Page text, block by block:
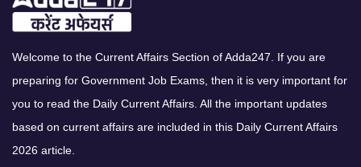
Welcome to the Current Affairs Section of Adda247. If you are
preparing for Government Job Exams, then it is very important for
you to read the Daily Current Affairs. All the important updates
based on current affairs are included in this Daily Current Affairs
2026 article.